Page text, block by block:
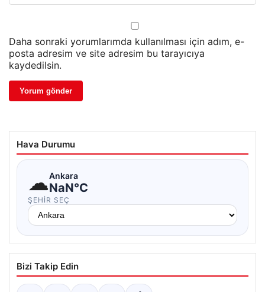
Daha sonraki yorumlarımda kullanılması için adım, e-
posta adresim ve site adresim bu tarayıcıya
kaydedilsin.
Hava Durumu
☁Ankara
NaN°C
ŞEHIR SEÇ
Bizi Takip Edin